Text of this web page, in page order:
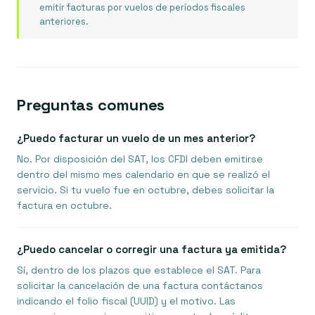
emitir facturas por vuelos de períodos fiscales
anteriores.
Preguntas comunes
¿Puedo facturar un vuelo de un mes anterior?
No. Por disposición del SAT, los CFDI deben emitirse
dentro del mismo mes calendario en que se realizó el
servicio. Si tu vuelo fue en octubre, debes solicitar la
factura en octubre.
¿Puedo cancelar o corregir una factura ya emitida?
Sí, dentro de los plazos que establece el SAT. Para
solicitar la cancelación de una factura contáctanos
indicando el folio fiscal (UUID) y el motivo. Las